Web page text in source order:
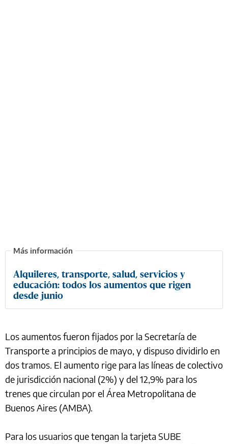
Alquileres, transporte, salud, servicios y
educación: todos los aumentos que rigen
desde junio
Los aumentos fueron fijados por la Secretaría de
Transporte a principios de mayo, y dispuso dividirlo en
dos tramos. El aumento rige para las líneas de colectivo
de jurisdicción nacional (2%) y del 12,9% para los
trenes que circulan por el Área Metropolitana de
Buenos Aires (AMBA).
Para los usuarios que tengan la tarjeta SUBE